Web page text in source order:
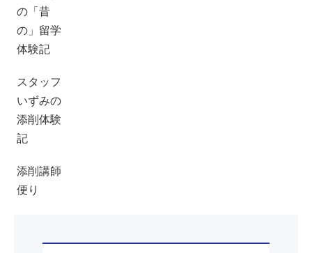
の「昔
の」留学
体験記
スタッフ
いずみの
添削体験
記
添削講師
便り